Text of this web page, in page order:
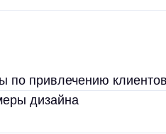
по привлечению
дизайна